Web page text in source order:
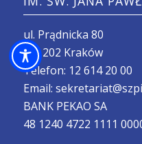
ul. Prądnicka 80
31- 202 Kraków
Telefon: 12 614 20 00
Email:
BANK PEKAO SA
48 1240 4722 1111